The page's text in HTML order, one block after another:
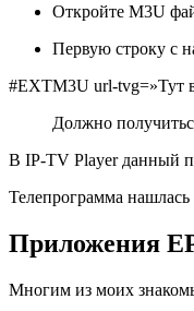
Откройте M3U
Первую строку с
#EXTM3U url-tvg=»Тут
Должно
В IP-TV Player данный
Телепрограмма
Приложения
Многим из моих